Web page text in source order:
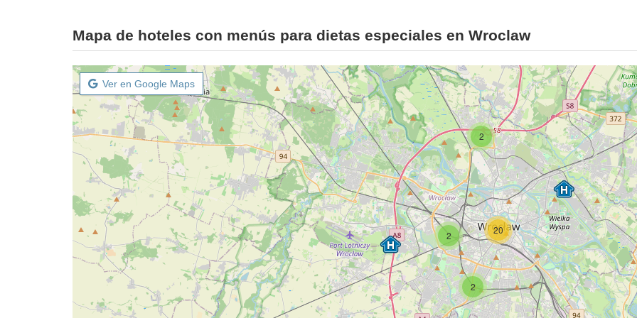
Mapa de hoteles con menús para dietas especiales en Wroclaw
Ver en Google Maps
2
2
2
20